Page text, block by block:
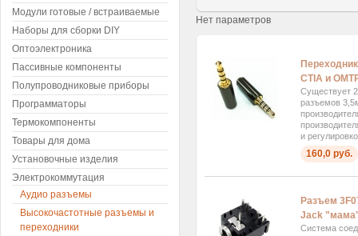
Нет параметров
CTIA и
Существует 2
разъемов
и
160,0 руб.
Разъем
Jack
Система
Модули готовые / встраиваемые
Наборы для сборки DIY
Оптоэлектроника
Пассивные компоненты
Полупроводниковые приборы
Программаторы
Термокомпоненты
Товары для дома
Установочные изделия
Электрокоммутация
Аудио разъемы
Высокочастотные разъемы и
переходники